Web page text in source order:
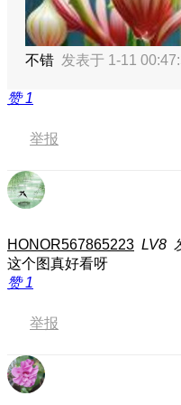
不错 发表于 1-11
赞1
举报
HONOR567865223 LV8
这个图真好看呀
赞1
举报